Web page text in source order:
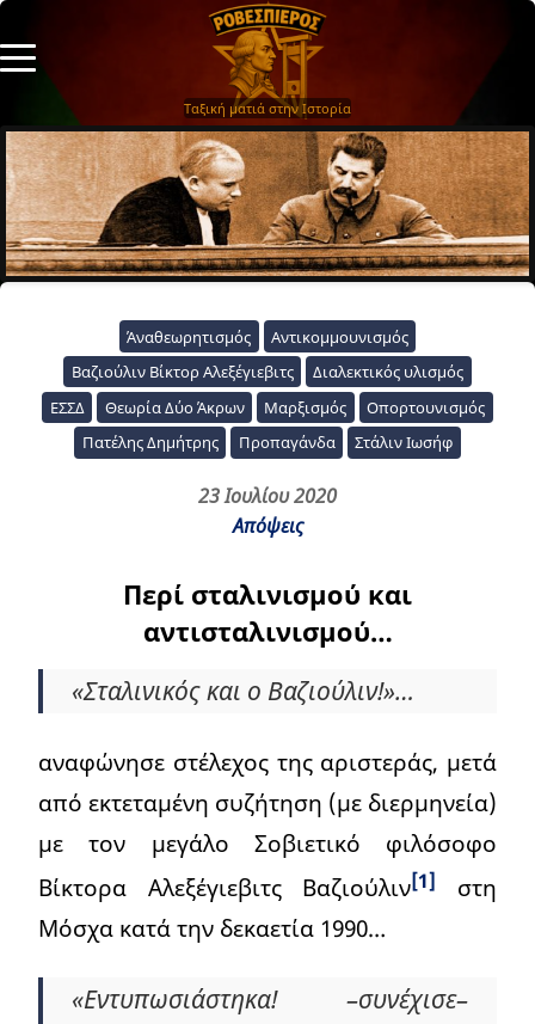
Ταξική ματιά στην Ιστορία
Άναθεωρητισμός
Αντικομμουνισμός
Βαζιούλιν Βίκτορ Αλεξέγιεβιτς
Διαλεκτικός υλισμός
ΕΣΣΔ
Θεωρία Δύο Άκρων Μαρξισμός
Οπορτουνισμός
Πατέλης Δημήτρης
Προπαγάνδα Στάλιν Ιωσήφ
23 Ιουλίου 2020
Απόψεις
Περί σταλινισμού και
αντισταλινισμού…
«Σταλινικός και ο Βαζιούλιν!»…
αναφώνησε στέλεχος της αριστεράς, μετά
από εκτεταμένη συζήτηση (με διερμηνεία)
με τον μεγάλο Σοβιετικό φιλόσοφο
Βίκτορα Αλεξέγιεβιτς Βαζιούλιν[1]
στη
Μόσχα κατά την δεκαετία 1990…
«Εντυπωσιάστηκα! –συνέχισε–